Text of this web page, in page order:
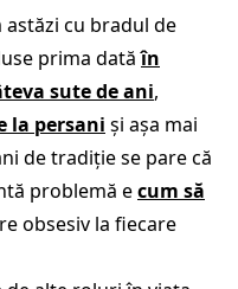
cu bradul de
prima datăîn
sute de ani,
la persani și așa mai
de tradiție se pare că
problemă ecum să
obsesiv la fiecare